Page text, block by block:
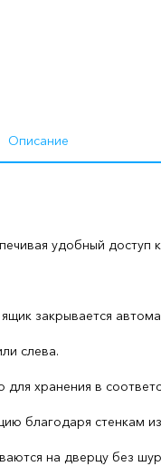
Описание
удобный доступ
закрывается
слева.
для хранения в
благодаря стенкам
на дверцу без